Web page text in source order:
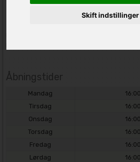
Skift indstillinger
Åbningstider
Mandag
Tirsdag
Onsdag
Torsdag
Fredag
Lørdag